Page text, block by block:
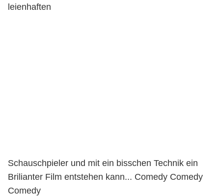
leienhaften
Schauschpieler und mit ein bisschen Technik ein
Brilianter Film entstehen kann... Comedy Comedy
Comedy